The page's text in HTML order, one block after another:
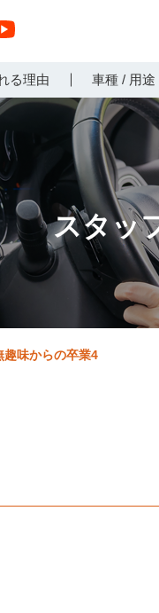
る理由 車種 / 用途
スタッ
趣味からの卒業4